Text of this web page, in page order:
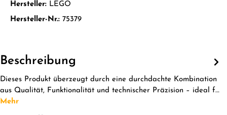
Hersteller: LEGO
Hersteller-Nr.: 75379
Beschreibung
Dieses Produkt überzeugt durch eine durchdachte Kombination
aus Qualität, Funktionalität und technischer Präzision – ideal f…
Mehr